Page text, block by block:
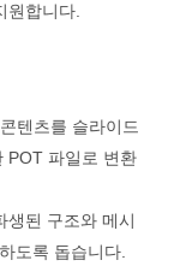
합니다.
텐츠를 슬라이드
POT 파일로 변환
된 구조와 메시
도록 돕습니다.